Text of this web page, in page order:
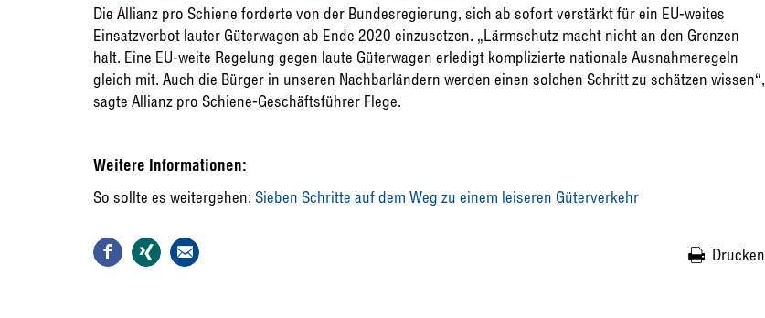
Die Allianz pro Schiene forderte von der Bundesregierung, sich ab sofort verstärkt für ein EU-weites
Einsatzverbot lauter Güterwagen ab Ende 2020 einzusetzen. „Lärmschutz macht nicht an den Grenzen
halt. Eine EU-weite Regelung gegen laute Güterwagen erledigt komplizierte nationale Ausnahmeregeln
gleich mit. Auch die Bürger in unseren Nachbarländern werden einen solchen Schritt zu schätzen wissen“,
sagte Allianz pro Schiene-Geschäftsführer Flege.
Weitere Informationen:
So sollte es weitergehen: Sieben Schritte auf dem Weg zu einem leiseren Güterverkehr
Drucken